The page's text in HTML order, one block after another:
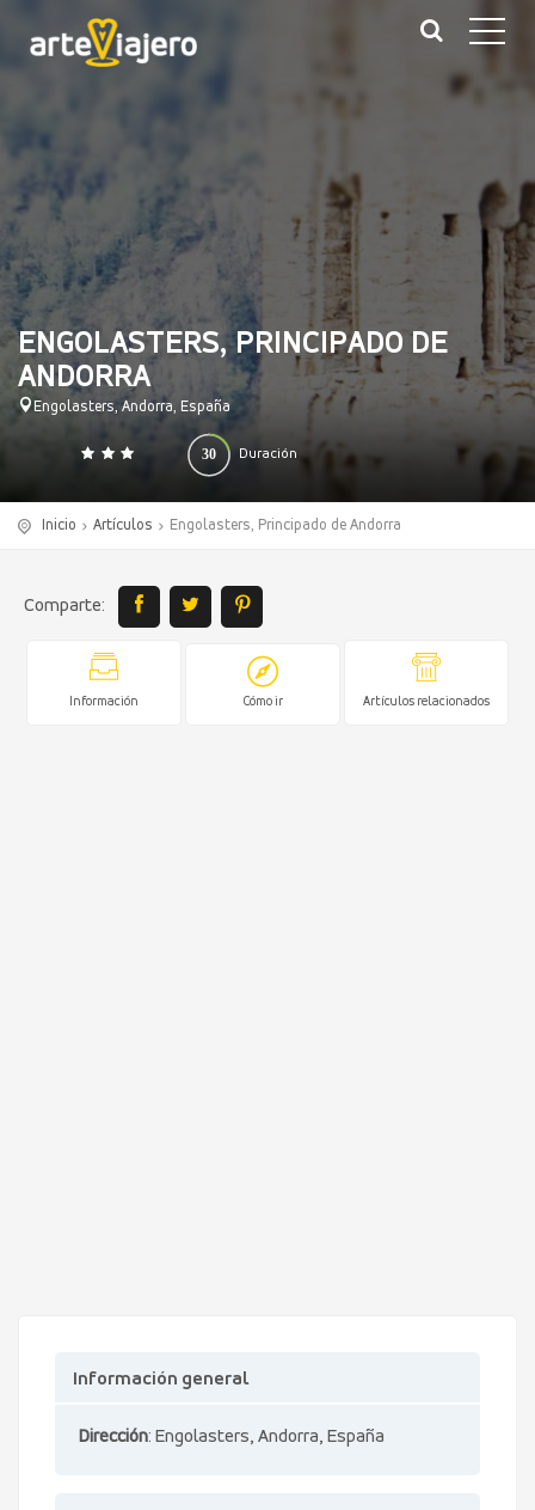
ENGOLASTERS, PRINCIPADO DE
ANDORRA
Engolasters, Andorra, España
Duración
30
0 140
Inicio Artículos Engolasters, Principado de Andorra
Comparte:
Información Cómo ir Artículos relacionados
Información general
Dirección: Engolasters, Andorra, España